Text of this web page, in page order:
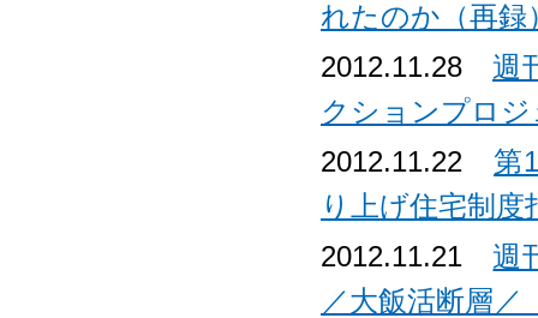
れたのか（再録
2012.11.28 週
クションプロ
2012.11.22第
り上げ住宅制度
2012.11.21週
／大飯活断層